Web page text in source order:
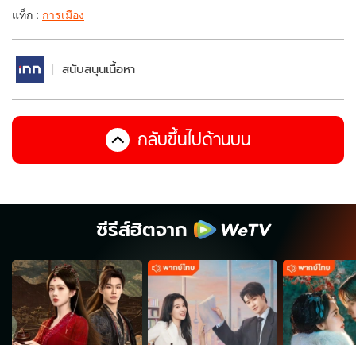
แท็ก : การเมือง
สนับสนุนเนื้อหา
กลับขึ้นไปด้านบน
ซีรีส์ฮิตจาก